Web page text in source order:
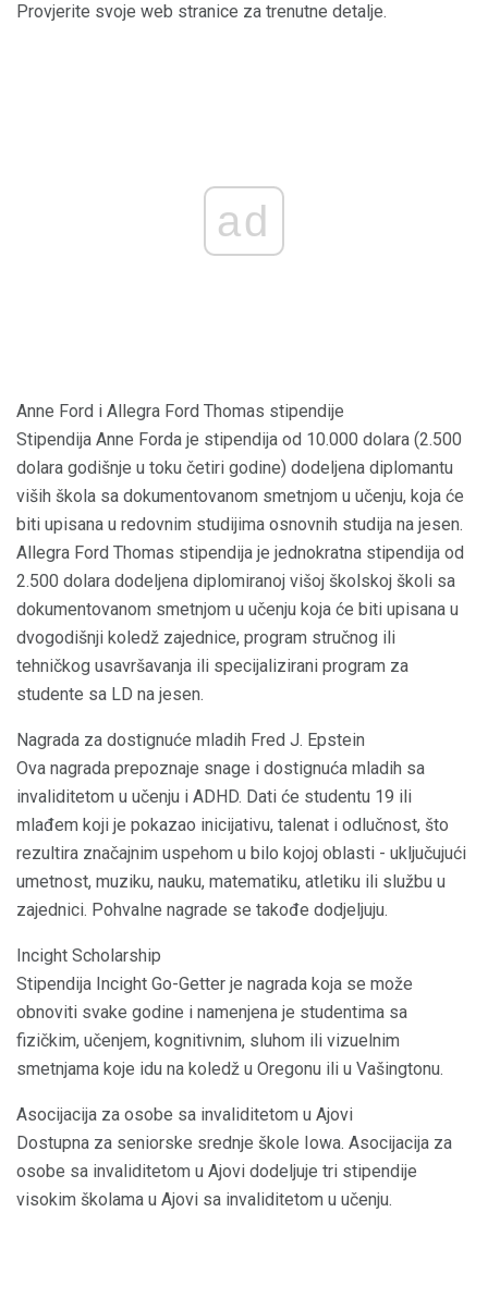
Provjerite svoje web stranice za trenutne detalje.
ad
Anne Ford i Allegra Ford Thomas stipendije
Stipendija Anne Forda je stipendija od 10.000 dolara (2.500
dolara godišnje u toku četiri godine) dodeljena diplomantu
viših škola sa dokumentovanom smetnjom u učenju, koja će
biti upisana u redovnim studijima osnovnih studija na jesen.
Allegra Ford Thomas stipendija je jednokratna stipendija od
2.500 dolara dodeljena diplomiranoj višoj školskoj školi sa
dokumentovanom smetnjom u učenju koja će biti upisana u
dvogodišnji koledž zajednice, program stručnog ili
tehničkog usavršavanja ili specijalizirani program za
studente sa LD na jesen.
Nagrada za dostignuće mladih Fred J. Epstein
Ova nagrada prepoznaje snage i dostignuća mladih sa
invaliditetom u učenju i ADHD. Dati će studentu 19 ili
mlađem koji je pokazao inicijativu, talenat i odlučnost, što
rezultira značajnim uspehom u bilo kojoj oblasti - uključujući
umetnost, muziku, nauku, matematiku, atletiku ili službu u
zajednici. Pohvalne nagrade se takođe dodjeljuju.
Incight Scholarship
Stipendija Incight Go-Getter je nagrada koja se može
obnoviti svake godine i namenjena je studentima sa
fizičkim, učenjem, kognitivnim, sluhom ili vizuelnim
smetnjama koje idu na koledž u Oregonu ili u Vašingtonu.
Asocijacija za osobe sa invaliditetom u Ajovi
Dostupna za seniorske srednje škole Iowa. Asocijacija za
osobe sa invaliditetom u Ajovi dodeljuje tri stipendije
visokim školama u Ajovi sa invaliditetom u učenju.